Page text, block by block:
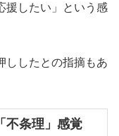
援したい」という感
ししたとの指摘もあ
不条理」感覚